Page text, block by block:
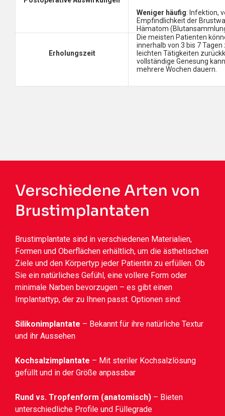
Weniger häufig: Infektion,
Empfindlichkeit der
Hämatom
Erholungszeit
Die meisten Patienten
innerhalb von 3 bis 7 Tagen
leichten Tätigkeiten
vollständige Genesung
mehrere Wochen dauern.
Verschiedene Arten von
Brustimplantaten
Brustimplantate sind in verschiedenen Materialien,
Formen und Oberflächen erhältlich, um die ästhetischen
Ziele und den Körpertyp jeder Patientin zu erfüllen. Ob
Sie ein natürliches Gefühl, eine vollere Form oder
minimale Narben bevorzugen – es gibt einen
Implantattyp, der zu Ihnen passt. Optionen sind:
Silikonimplantate – Bekannt für ihre natürliche Textur
und ihr Aussehen
Kochsalzimplantate – Mit steriler Kochsalzlösung
gefüllt und in der Größe anpassbar
Rund vs. Tropfenform (anatomisch) – Bieten
unterschiedliche Profile und Füllegrade